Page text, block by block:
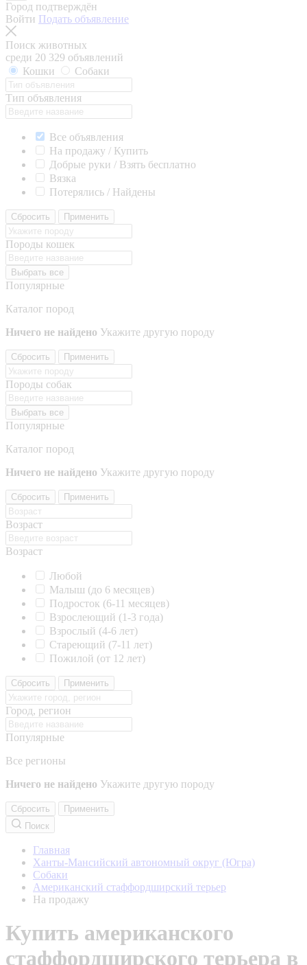
Город подтверждён
Войти Подать объявление
Поиск животных
среди 20 329 объявлений
Кошки
Собаки
Тип объявления
Все объявления
На продажу / Купить
Добрые руки / Взять бесплатно
Вязка
Потерялись / Найдены
Сбросить Применить
Породы кошек
Выбрать все
Популярные
Каталог пород
Ничего не найдено Укажите другую породу
Сбросить Применить
Породы собак
Выбрать все
Популярные
Каталог пород
Ничего не найдено Укажите другую породу
Сбросить Применить
Возраст
Возраст
Любой
Малыш (до 6 месяцев)
Подросток (6-11 месяцев)
Взрослеющий (1-3 года)
Взрослый (4-6 лет)
Стареющий (7-11 лет)
Пожилой (от 12 лет)
Сбросить Применить
Город, регион
Популярные
Все регионы
Ничего не найдено Укажите другую породу
Сбросить
Применить
Поиск
Главная
Ханты-Мансийский автономный округ (Югра)
Собаки
Американский стаффордширский терьер
На продажу
Купить американского
стаффордширского терьера в